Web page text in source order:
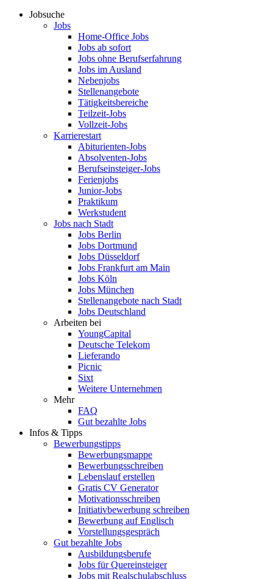
Jobsuche
Jobs
Home-Office Jobs
Jobs ab sofort
Jobs ohne Berufserfahrung
Jobs im Ausland
Nebenjobs
Stellenangebote
Tätigkeitsbereiche
Teilzeit-Jobs
Vollzeit-Jobs
Karrierestart
Abiturienten-Jobs
Absolventen-Jobs
Berufseinsteiger-Jobs
Ferienjobs
Junior-Jobs
Praktikum
Werkstudent
Jobs nach Stadt
Jobs Berlin
Jobs Dortmund
Jobs Düsseldorf
Jobs Frankfurt am Main
Jobs Köln
Jobs München
Stellenangebote nach Stadt
Jobs Deutschland
Arbeiten bei
YoungCapital
Deutsche Telekom
Lieferando
Picnic
Sixt
Weitere Unternehmen
Mehr
FAQ
Gut bezahlte Jobs
Infos & Tipps
Bewerbungstipps
Bewerbungsmappe
Bewerbungsschreiben
Lebenslauf erstellen
Gratis CV Generator
Motivationsschreiben
Initiativbewerbung schreiben
Bewerbung auf Englisch
Vorstellungsgespräch
Gut bezahlte Jobs
Ausbildungsberufe
Jobs für Quereinsteiger
Jobs mit Realschulabschluss